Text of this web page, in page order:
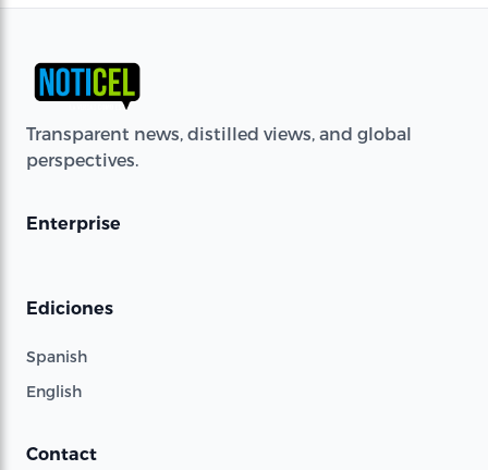
Transparent news, distilled views, and global
perspectives.
Enterprise
Ediciones
Spanish
English
Contact